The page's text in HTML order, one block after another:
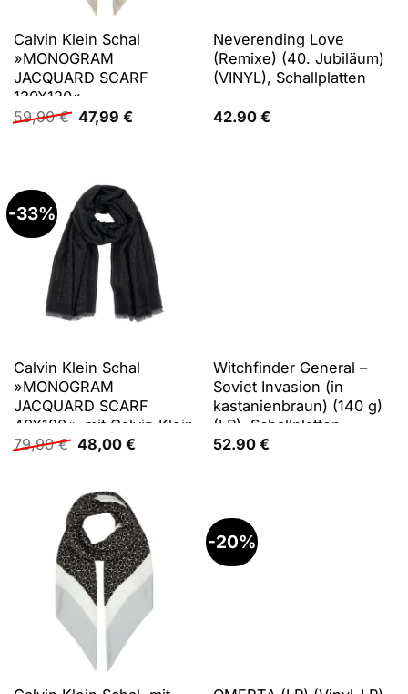
Calvin Klein Schal
»MONOGRAM
JACQUARD SCARF
130X130«
59,90€ Ursprünglicher
Preis
47,99 €Aktueller
Neverending Love
(Remixe) (40. Jubiläum)
(VINYL), Schallplatten
42.90 €
-33%
Calvin Klein Schal
»MONOGRAM
JACQUARD SCARF
40X180«, mit Calvin Klein
Monogramm
79,90€ Ursprünglicher
Preis
79,90 €
48,00 €Aktueller
Witchfinder General –
Soviet Invasion (in
kastanienbraun) (140 g)
(LP), Schallplatten
52.90 €
-20%